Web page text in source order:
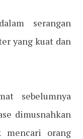
serangan
yang kuat dan
sebelumnya
dimusnahkan
orang